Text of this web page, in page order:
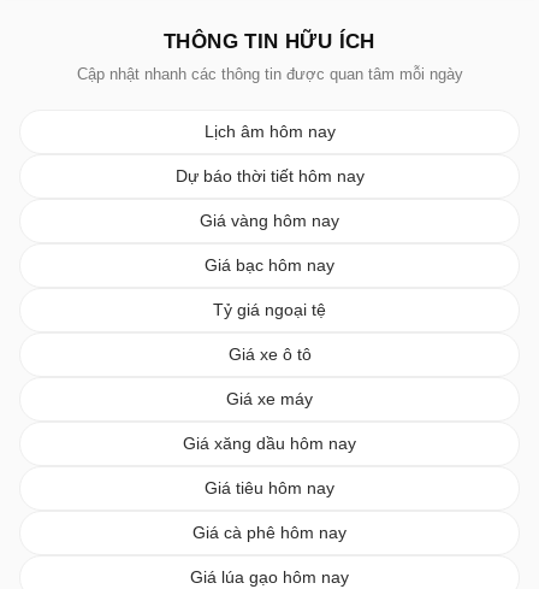
THÔNG TIN HỮU ÍCH
Cập nhật nhanh các thông tin được quan tâm mỗi ngày
Lịch âm hôm nay
Dự báo thời tiết hôm nay
Giá vàng hôm nay
Giá bạc hôm nay
Tỷ giá ngoại tệ
Giá xe ô tô
Giá xe máy
Giá xăng dầu hôm nay
Giá tiêu hôm nay
Giá cà phê hôm nay
Giá lúa gạo hôm nay